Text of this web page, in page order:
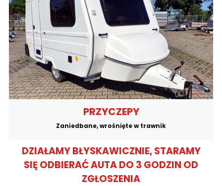
PRZYCZEPY
Zaniedbane, wrośnięte w trawnik
DZIAŁAMY BŁYSKAWICZNIE, STARAMY
SIĘ ODBIERAĆ AUTA DO 3 GODZIN OD
ZGŁOSZENIA